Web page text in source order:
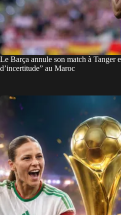
Le Barça annule son match à Tanger
d’incertitude” au Maroc